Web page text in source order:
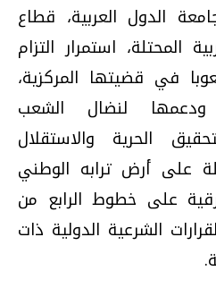
الدول العربية، قطاع
المحتلة، استمرار التزام
في قضيتها المركزية،
ودعمها لنضال الشعب
الحرية والاستقلال
على أرض ترابه الوطني
على خطوط الرابع من
وفقا لقرارات الشرعية الدولية ذات